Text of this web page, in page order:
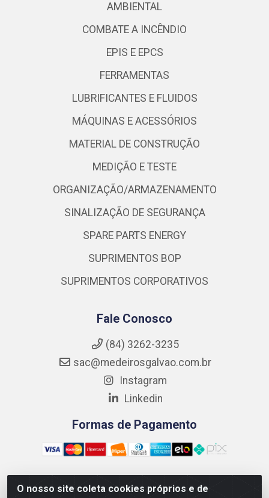
O nosso site coleta cookies próprios e de
AMBIENTAL
COMBATE A INCÊNDIO
EPIS E EPCS
FERRAMENTAS
LUBRIFICANTES E FLUIDOS
MÁQUINAS E ACESSÓRIOS
MATERIAL DE CONSTRUÇÃO
MEDIÇÃO E TESTE
ORGANIZAÇÃO/ARMAZENAMENTO
SINALIZAÇÃO DE SEGURANÇA
SPARE PARTS ENERGY
SUPRIMENTOS BOP
SUPRIMENTOS CORPORATIVOS
Fale Conosco
(84) 3262-3235
sac@medeirosgalvao.com.br
Instagram
Linkedin
Formas de Pagamento